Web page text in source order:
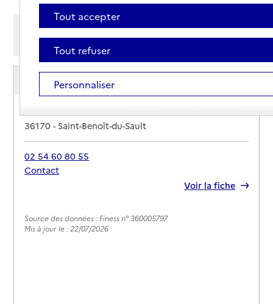
Afficher les résultats par:
Service de soins infirmiers à domicile
SSIAD ASSID
36170-Saint-Benoît-du-Sault
02 54 60 80 55
Contact
Voir la fiche
Source des données : Finess n° 360005797
Mis à jour le : 22/07/2026
Tout accepter
Tout refuser
Personnaliser